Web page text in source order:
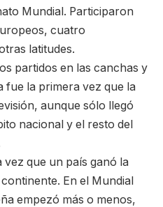
Mundial. Participaron
cuatro
latitudes.
partidos en las canchas y
fue la primera vez que la
aunque sólo llegó
nacional y el resto del
que un país ganó la
En el Mundial
empezó más o menos,